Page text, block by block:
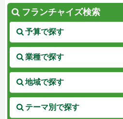
フランチャイズ検索
予算で探す
業種で探す
地域で探す
テーマ別で探す